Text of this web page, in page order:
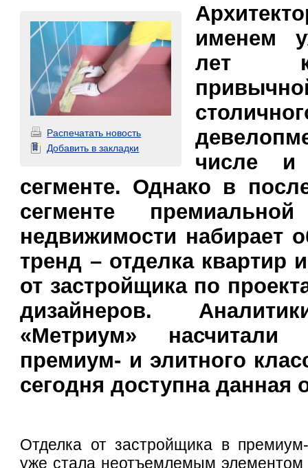
Распечатать новость
Добавить в закладки
именем
лет
числе
сегменте. Однако в
сегменте
недвижимости набирает
тренд – отделка квартир
от застройщика по
дизайнеров.
«Метриум» насчитали
премиум- и элитного
сегодня доступна данная
Отделка от застройщика в
уже стала неотъемлемым